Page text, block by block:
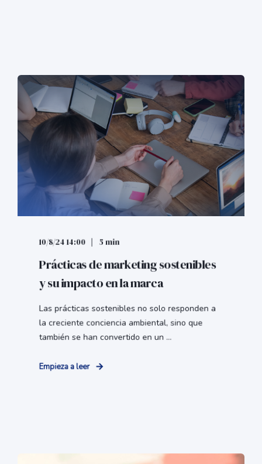
10/8/24 14:00 5 min
Prácticas de marketing sostenibles
y su impacto en la marca
Las prácticas sostenibles no solo responden a
la creciente conciencia ambiental, sino que
también se han convertido en un ...
Empieza a leer